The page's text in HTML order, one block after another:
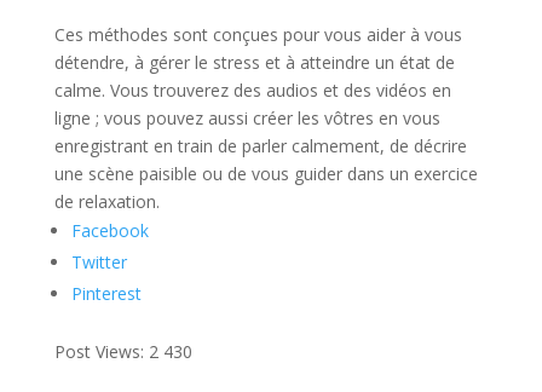
Ces méthodes sont conçues pour vous aider à vous
détendre, à gérer le stress et à atteindre un état de
calme. Vous trouverez des audios et des vidéos en
ligne ; vous pouvez aussi créer les vôtres en vous
enregistrant en train de parler calmement, de décrire
une scène paisible ou de vous guider dans un exercice
de relaxation.
Facebook
Twitter
Pinterest
Post Views: 2 430